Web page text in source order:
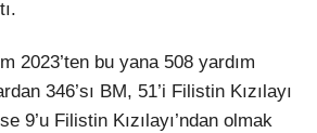
2023’ten bu yana 508 yardım
346’sı BM, 51’i Filistin Kızılayı
9’u Filistin Kızılayı’ndan olmak